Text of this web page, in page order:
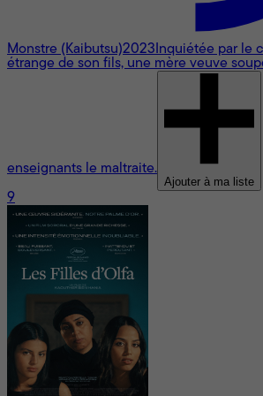
Monstre (Kaibutsu)2023 Inquiétée par le
étrange de son fils, une mère veuve
enseignants le maltraite.
Ajouter à ma liste
9